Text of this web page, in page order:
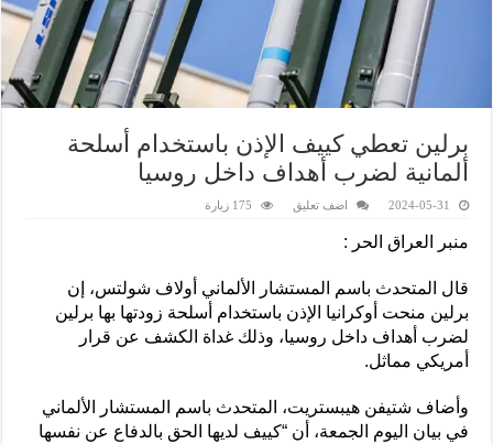
برلين تعطي كييف الإذن باستخدام أسلحة
ألمانية لضرب أهداف داخل روسيا
2024-05-31 اضف تعليق 175 زيارة
منبر العراق الحر :
قال المتحدث باسم المستشار الألماني أولاف شولتس، إن
برلين منحت أوكرانيا الإذن باستخدام أسلحة زودتها بها برلين
لضرب أهداف داخل روسيا، وذلك غداة الكشف عن قرار
أمريكي مماثل.
وأضاف شتيفن هيبستريت، المتحدث باسم المستشار الألماني
في بيان اليوم الجمعة، أن “كييف لديها الحق بالدفاع عن نفسها